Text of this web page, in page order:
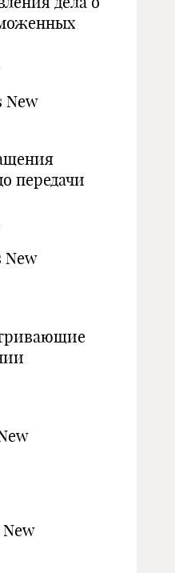
New
передачи
New